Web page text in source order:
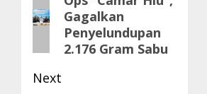
post: Gagalkan
Penyelundupan
2.176 Gram Sabu
Next